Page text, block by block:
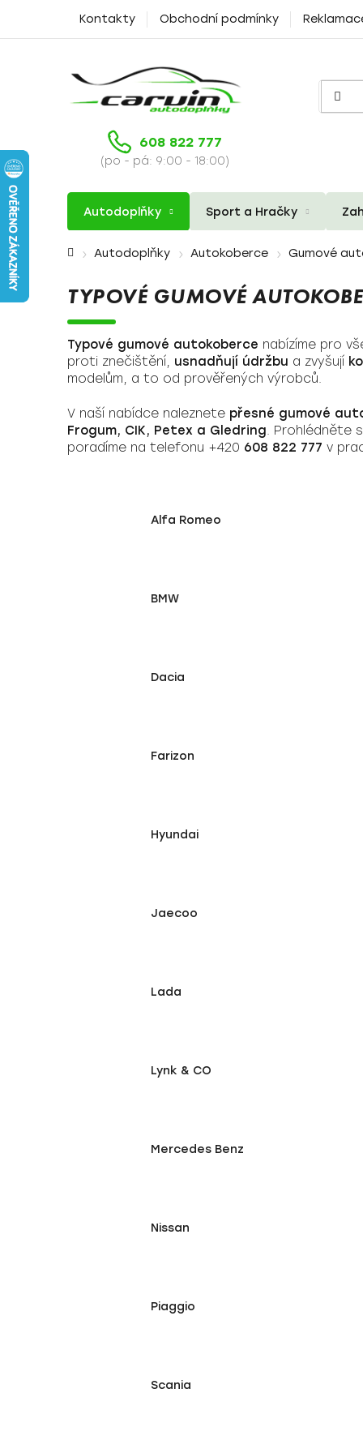
Kontakty Obchodní podmínky
608 822 777
(po - pá: 9:00 - 18:00)
Autodoplňky Sport a Hračky
Domů Autodoplňky Autokoberce Gumové
TYPOVÉ GUMOVÉ
Typové gumové autokoberce nabízíme pro
proti znečištění, usnadňují údržbu a zvyšují
modelům, a to od prověřených výrobců.
V naší nabídce naleznete přesné gumové
Frogum, CIK, Petex a Gledring. Prohlédněte
poradíme na telefonu +420 608 822 777 v
Alfa Romeo
BMW
Dacia
Farizon
Hyundai
Jaecoo
Lada
Lynk & CO
Mercedes Benz
Nissan
Piaggio
Scania